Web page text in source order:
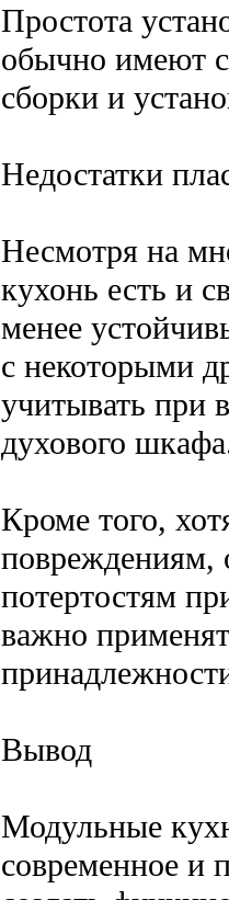
Простота
обычно имеют
сборки и
Недостатки
Несмотря на
кухонь есть и
менее
с некоторыми
учитывать при
духового
Кроме того,
повреждениям,
потертостям
важно
Вывод
Модульные
современное и